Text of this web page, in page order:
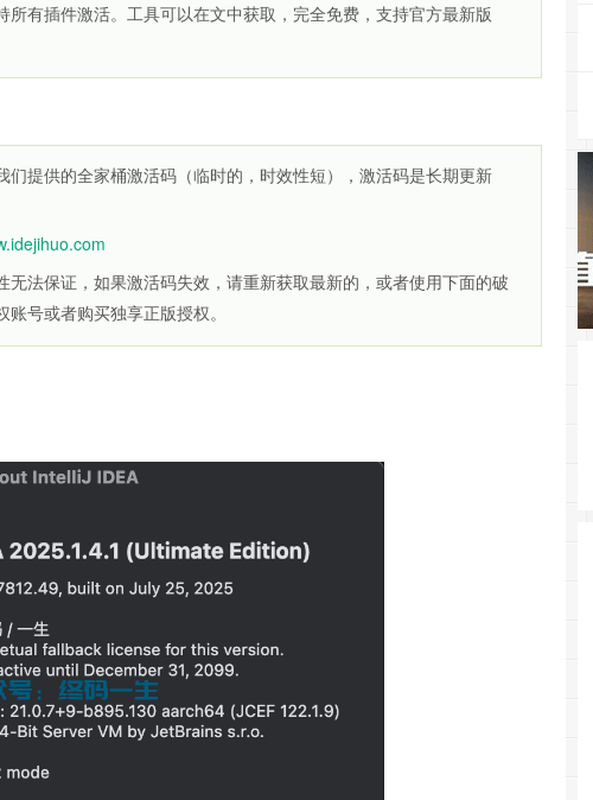
有插件激活。工具可以在文中获取，完全免费，支持官方最新版
提供的全家桶激活码（临时的，时效性短），激活码是长期更新
无法保证，如果激活码失效，请重新获取最新的，或者使用下面的破
号或者购买独享正版授权。